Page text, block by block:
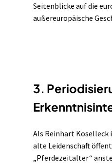
Seitenblicke auf die
außereuropäische
3.
Als Reinhart Koselleck
alte Leidenschaft
„Pferdezeitalter“